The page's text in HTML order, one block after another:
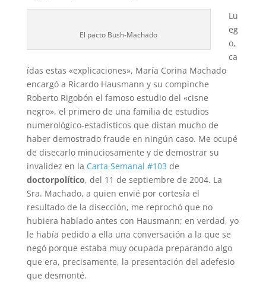
El pacto Bush-Machado
Lu
eg
o,
ca
ídas estas «explicaciones», María Corina Machado
encargó a Ricardo Hausmann y su compinche
Roberto Rigobón el famoso estudio del «cisne
negro», el primero de una familia de estudios
numerológico-estadísticos que distan mucho de
haber demostrado fraude en ningún caso. Me ocupé
de disecarlo minuciosamente y de demostrar su
invalidez en la Carta Semanal #103 de
doctorpolítico, del 11 de septiembre de 2004. La
Sra. Machado, a quien envié por cortesía el
resultado de la disección, me reprochó que no
hubiera hablado antes con Hausmann; en verdad, yo
le había pedido a ella una conversación a la que se
negó porque estaba muy ocupada preparando algo
que era, precisamente, la presentación del adefesio
que desmonté.